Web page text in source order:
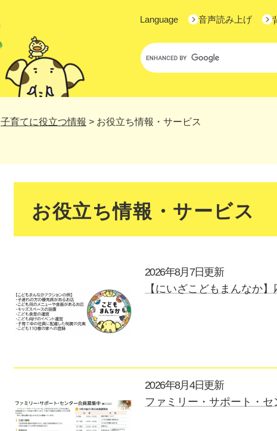
Language 音声読み上げ
Google
カ
検
子育てに役立つ情報 > お役立ち情報・サービス
お役立ち情報・サービス
2026年8月7日更新
【にいざこどもまんなか
2026年8月4日更新
ファミリー・サポート・